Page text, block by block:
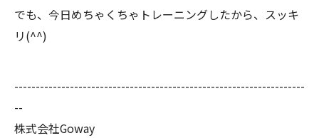
でも、今日めちゃくちゃトレーニングしたから、スッキ
リ(^^)
--------------------------------------------------------------------
--
株式会社Goway